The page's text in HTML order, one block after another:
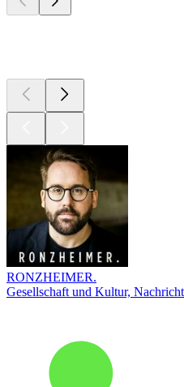
RONZHEIMER.
Gesellschaft und Kultur,